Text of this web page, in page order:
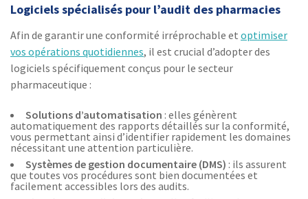
Logiciels spécialisés pour l’audit des pharmacies
Afin de garantir une conformité irréprochable et optimiser
vos opérations quotidiennes, il est crucial d’adopter des
logiciels spécifiquement conçus pour le secteur
pharmaceutique :
Solutions d’automatisation : elles génèrent
automatiquement des rapports détaillés sur la conformité,
vous permettant ainsi d’identifier rapidement les domaines
nécessitant une attention particulière.
Systèmes de gestion documentaire (DMS) : ils assurent
que toutes vos procédures sont bien documentées et
facilement accessibles lors des audits.